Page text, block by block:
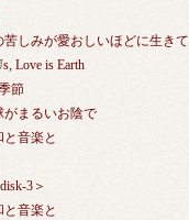
苦しみが愛おしいほどに生きて
Love is Earth
節
がまるいお陰で
と音楽と
3＞
と音楽と